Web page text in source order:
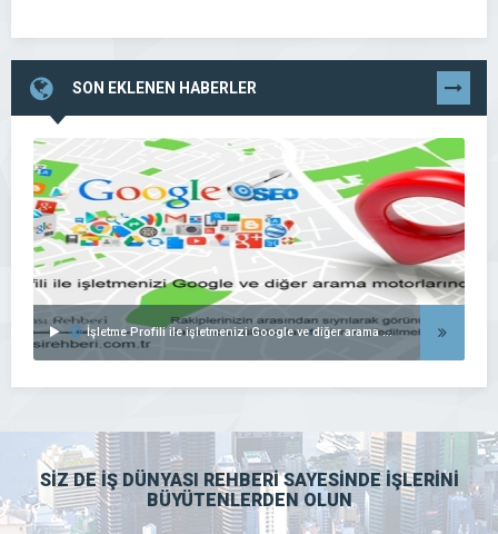
SON EKLENEN HABERLER TÜMÜNÜ
GÖR
İşletme Profili ile işletmenizi Google ve diğer arama motorlarında listeleyin..
SİZ DE İŞ DÜNYASI REHBERİ SAYESİNDE İŞLERİNİ
BÜYÜTENLERDEN OLUN